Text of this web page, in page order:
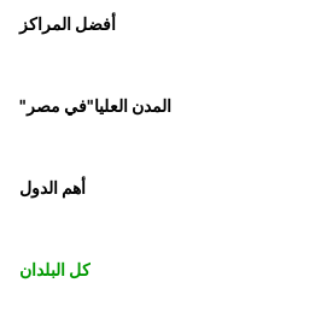
أفضل المراكز
"المدن العليا"في مصر
أهم الدول
كل البلدان